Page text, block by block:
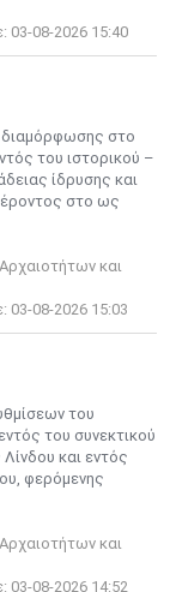
03-08-2026 15:40
διαμόρφωσης στο
του ιστορικού –
ίδρυσης και
στο ως
και
03-08-2026 15:03
του
του συνεκτικού
και εντός
φερόμενης
και
03-08-2026 14:52
Μαϊ1 2